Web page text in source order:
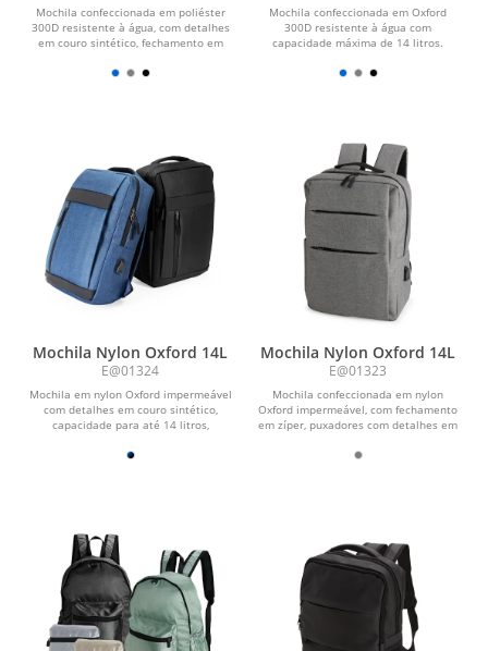
Mochila confeccionada em poliéster
300D resistente à água, com detalhes
em couro sintético, fechamento em
Mochila confeccionada em Oxford
300D resistente à água com
capacidade máxima de 14 litros.
Mochila Nylon Oxford 14L
E@01324
Mochila em nylon Oxford impermeável
com detalhes em couro sintético,
capacidade para até 14 litros,
Mochila Nylon Oxford 14L
E@01323
Mochila confeccionada em nylon
Oxford impermeável, com fechamento
em zíper, puxadores com detalhes em